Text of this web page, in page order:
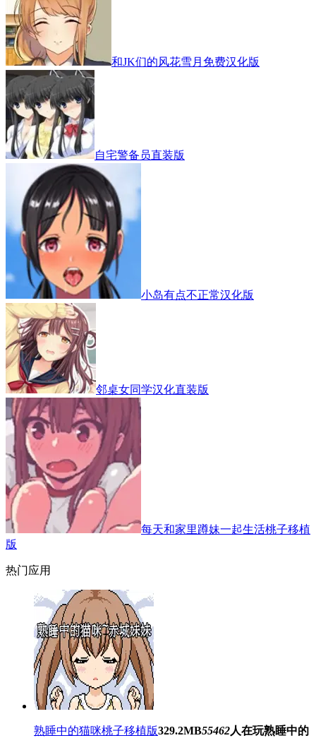
和JK们的风花雪月免费汉化版
自宅警备员直装版
小岛有点不正常汉化版
邻桌女同学汉化直装版
每天和家里蹲妹一起生活桃子移植
版
热门应用
熟睡中的猫咪桃子移植版329.2MB55462人在玩熟睡中的